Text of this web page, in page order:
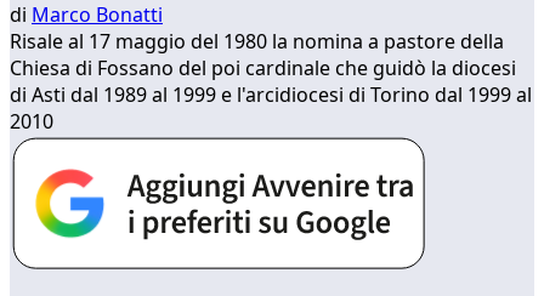
di Marco Bonatti
Risale al 17 maggio del 1980 la nomina a pastore della
Chiesa di Fossano del poi cardinale che guidò la diocesi
di Asti dal 1989 al 1999 e l'arcidiocesi di Torino dal 1999 al
2010